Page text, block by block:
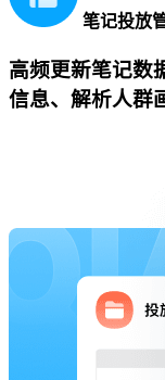
笔记投放
高频更新笔记数
信息、解析人群